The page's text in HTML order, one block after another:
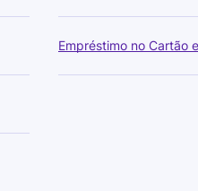
Empréstimo no Cartão